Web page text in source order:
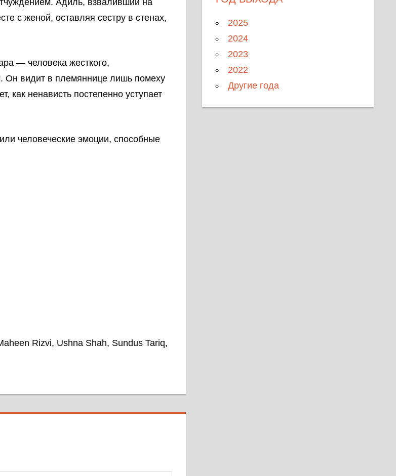
с женой, оставляя сестру в стенах,
— человека жесткого,
Он видит в племяннице лишь помеху
как ненависть постепенно уступает
человеческие эмоции, способные
Rizvi, Ushna Shah, Sundus Tariq,
2025
2024
2023
2022
Другие года